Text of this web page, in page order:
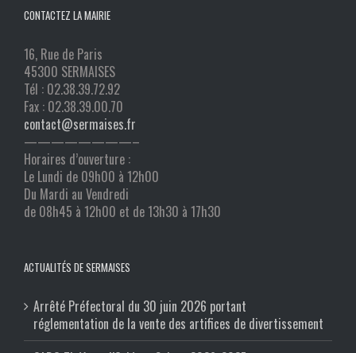
CONTACTEZ LA MAIRIE
16, Rue de Paris
45300 SERMAISES
Tél : 02.38.39.72.92
Fax : 02.38.39.00.70
contact@sermaises.fr
————————–
Horaires d’ouverture :
Le Lundi de 09h00 à 12h00
Du Mardi au Vendredi
de 08h45 à 12h00 et de 13h30 à 17h30
ACTUALITÉS DE SERMAISES
Arrêté Préfectoral du 30 juin 2026 portant
réglementation de la vente des artifices de divertissement